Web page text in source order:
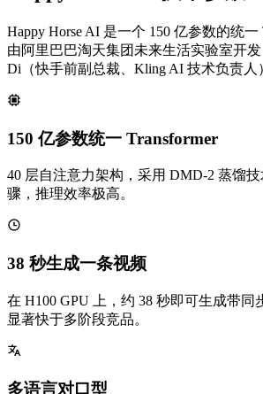
Happy Horse AI 是一个 150 亿参数的统一
由阿里巴巴淘天集团未来生活实验室开
Di（快手前副总裁、Kling AI 技术负责人
150 亿参数统一 Transformer
40 层自注意力架构，采用 DMD-2 蒸馏
骤，推理效率极高。
38 秒生成一条视频
在 H100 GPU 上，约 38 秒即可生成带同
显著快于多阶段竞品。
多语言对口型